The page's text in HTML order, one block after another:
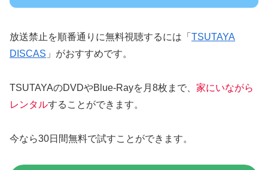
放送禁止を順番通りに無料視聴するには「 TSUTAYA
DISCAS 」がおすすめです。
TSUTAYAのDVDやBlue-Rayを月8枚まで、 家にいながら
レンタルすることができます。
今なら30日間無料で試すことができます。